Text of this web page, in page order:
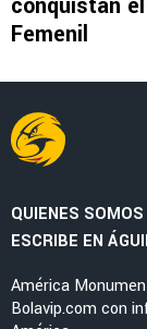
LEAGUES CUP 2026
La tajante
actuación de
FC